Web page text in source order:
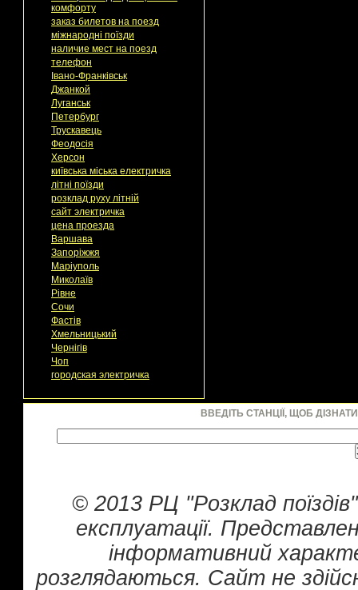
комфорту
заказ билетов на поезд
міжнародні поїзди
наличие мест на поезд
телефон
Івано-Франківськ
Джанкой
Луганськ
Петербург
Трускавець
Феодосія
Херсон
київська міська електричка
літні поїзди
розклад руху літній
сайт электричка
цена проезда
Варшава
Запоріжжя
Маріуполь
Миколаїв
Рівне
Сочи
Фастів
Хмельницький
Чернігів
Чоп
городская электричка
ВВЕДІТЬ СТАНЦІЇ, ЩОБ
© 2013 РЦ "Розклад
експлуатації.
інформативний
розглядаються. Сайт не